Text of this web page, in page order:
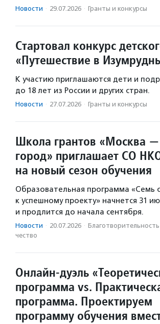
Новости · 29.07.2026 · Гранты и конкурсы
Стартовал конкурс
«Путешествие в
К участию приглашаются дети и
до 18 лет из России и других стран.
Новости · 27.07.2026 · Гранты и конкурсы
Школа грантов «Москва
город» приглашает СО
на новый сезон обучения
Образовательная программа «Семь
к успешному проекту» начнется 31
и продлится до начала сентября.
Новости · 20.07.2026 ·
чест­во
Онлайн-дуэль
программа vs.
программа. Проектируем
программу обучения